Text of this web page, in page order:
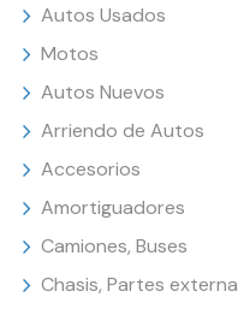
Autos Usados
Motos
Autos Nuevos
Arriendo de Autos
Accesorios
Amortiguadores
Camiones, Buses
Chasis, Partes